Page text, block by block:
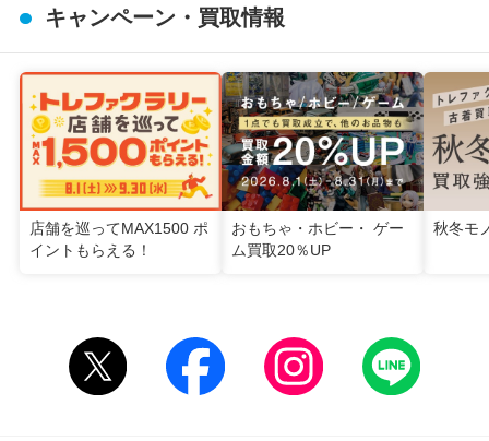
キャンペーン・買取情報
店舗を巡ってMAX1500 ポ
イントもらえる！
おもちゃ・ホビー・ ゲー
ム買取20％UP
秋冬モ